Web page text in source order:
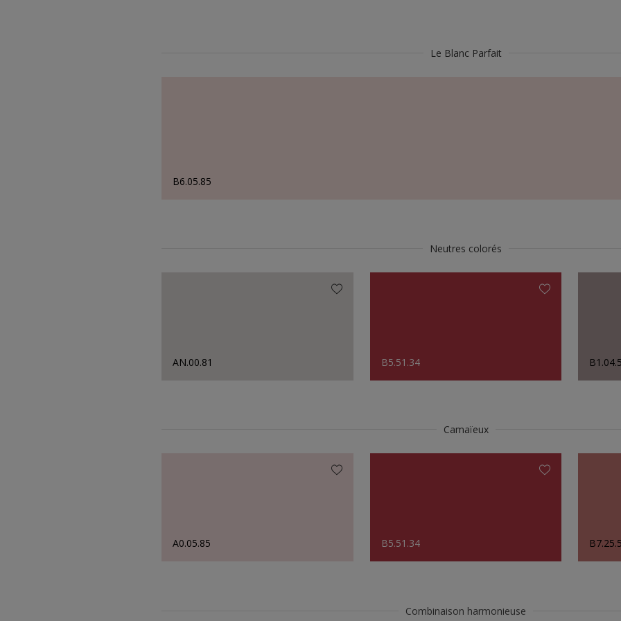
Le Blanc Parfait
B6.05.85
Neutres colorés
AN.00.81 B5.51.34
Camaïeux
A0.05.85 B5.51.34
Combinaison harmonieuse